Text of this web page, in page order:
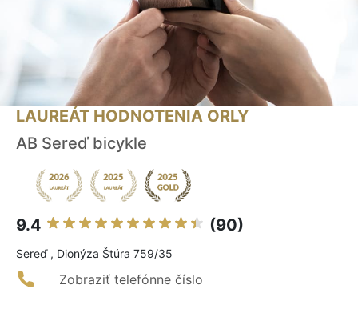
LAUREÁT HODNOTENIA ORLY
AB Sereď bicykle
9.4 (90)
Sereď , Dionýza Štúra 759/35
Zobraziť telefónne číslo